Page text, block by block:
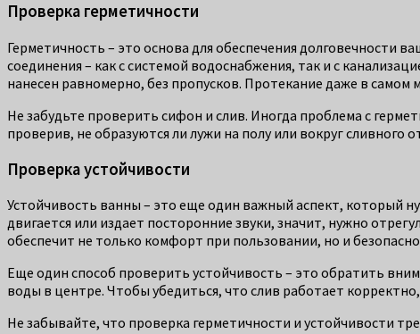
Проверка герметичности
Герметичность – это основа для обеспечения долговечности
соединения – как с системой водоснабжения, так и с
нанесен равномерно, без пропусков. Протекание даже в
Не забудьте проверить сифон и слив. Иногда проблема с
проверив, не образуются ли лужи на полу или вокруг
Проверка устойчивости
Устойчивость ванны – это еще один важный аспект, который
двигается или издает посторонние звуки, значит, нужно
обеспечит не только комфорт при пользовании, но и
Еще один способ проверить устойчивость – это обратить
воды в центре. Чтобы убедиться, что слив работает
Не забывайте, что проверка герметичности и устойчивости